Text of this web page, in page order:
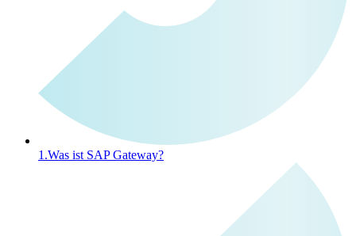
1.Was ist SAP Gateway?